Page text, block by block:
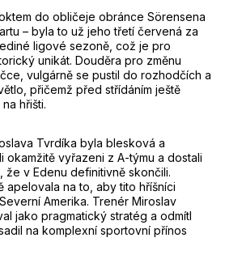
do obličeje obránce Sörensena
– byla to už jeho třetí červená za
ligové sezoně, což je pro
unikát. Douděra pro změnu
vulgárně se pustil do rozhodčích a
přičemž před střídáním ještě
hřišti.
Tvrdíka byla blesková a
okamžitě vyřazeni z A-týmu a dostali
že v Edenu definitivně skončili.
apelovala na to, aby tito hříšníci
Amerika. Trenér Miroslav
jako pragmatický stratég a odmítl
na komplexní sportovní přínos